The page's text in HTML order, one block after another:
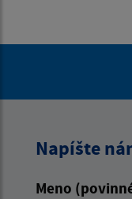
Napíšte
Meno